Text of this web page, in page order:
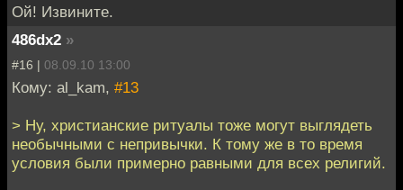
Ой! Извините.
486dx2 »
#16 | 08.09.10 13:00
Кому: al_kam, #13
> Ну, христианские ритуалы тоже могут выглядеть
необычными с непривычки. К тому же в то время
условия были примерно равными для всех религий.